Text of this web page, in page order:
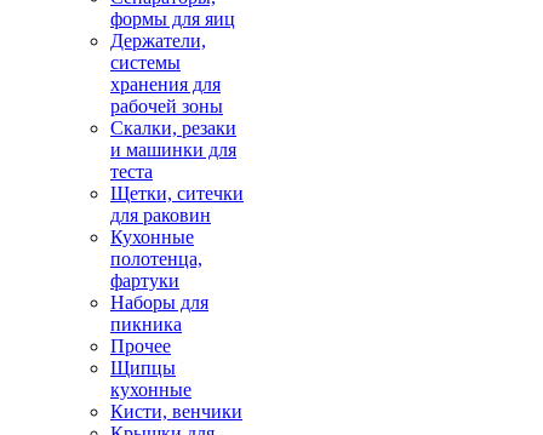
формы для яиц
Держатели,
системы
хранения для
рабочей зоны
Скалки, резаки
и машинки для
теста
Щетки, ситечки
для раковин
Кухонные
полотенца,
фартуки
Наборы для
пикника
Прочее
Щипцы
кухонные
Кисти, венчики